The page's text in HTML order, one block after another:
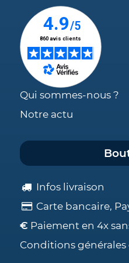
Qui sommes-nous ?
Notre actu
Infos livraison
Carte bancaire,
€ Paiement en 4x
Conditions générales